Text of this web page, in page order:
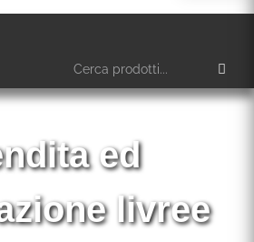
ed
livree